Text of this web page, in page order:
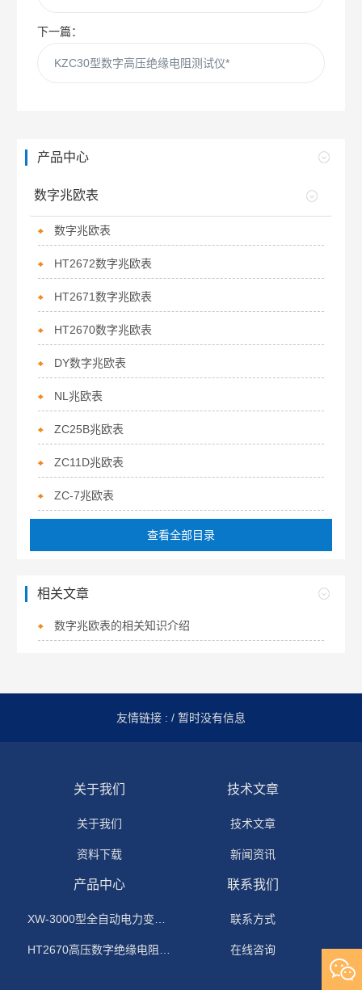
下一篇：
KZC30型数字高压绝缘电阻测试仪*
产品中心
数字兆欧表
数字兆欧表
HT2672数字兆欧表
HT2671数字兆欧表
HT2670数字兆欧表
DY数字兆欧表
NL兆欧表
ZC25B兆欧表
ZC11D兆欧表
ZC-7兆欧表
查看全部目录
相关文章
数字兆欧表的相关知识介绍
友情链接 : / 暂时没有信息
关于我们
关于我们
资料下载
技术文章
技术文章
新闻资讯
产品中心 联系我们
联系方式
在线咨询